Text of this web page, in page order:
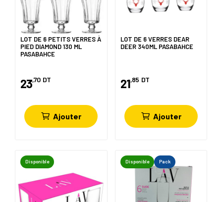
LOT DE 6 PETITS VERRES À
PIED DIAMOND 130 ML
PASABAHCE
23,70 DT
Ajouter
LOT DE 6 VERRES DEAR
DEER 340ML PASABAHCE
21,85 DT
Ajouter
Disponible Disponible Pack